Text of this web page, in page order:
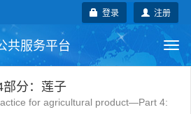
注册
登录
共服务平台
行业标准
分：莲子
for agricultural product—Part 4: